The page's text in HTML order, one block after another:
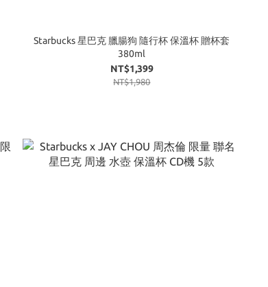
Starbucks 星巴克 臘腸狗 隨行杯 保溫杯 贈杯套
380ml
NT$1,399
NT$1,980